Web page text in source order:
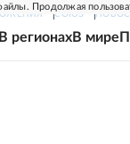
Продолжая
СОЮЗ
В регионахВ мире